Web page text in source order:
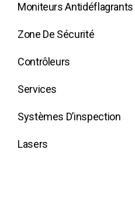
Moniteurs Antidéflagrants
Zone De Sécurité
Contrôleurs
Services
Systèmes D’inspection
Lasers